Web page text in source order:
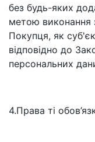
без будь-яких
метою виконання
Покупця, як
відповідно до
персональних
4.Права ті